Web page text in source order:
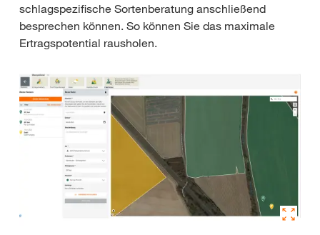
schlagspezifische Sortenberatung anschließend
besprechen können. So können Sie das maximale
Ertragspotential rausholen.